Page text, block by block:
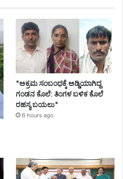
*ಅಕ್ರಮ ಸಂಬಂಧಕ್ಕೆ ಅಡ್ಡಿಯಾಗಿದ್ದ
ಗಂಡನ ಕೊಲೆ: ತಿಂಗಳ ಬಳಿಕ ಕೊಲೆ
ರಹಸ್ಯ ಬಯಲು*
6 hours ago